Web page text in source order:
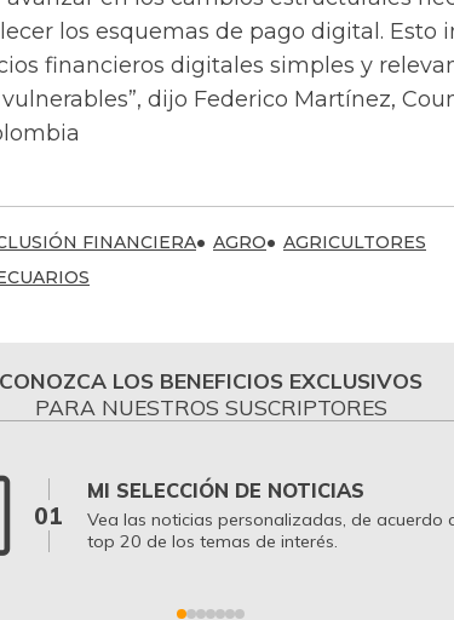
los esquemas de pago digital. Esto
financieros digitales simples y
dijo Federico Martínez,
FINANCIERA AGRO
AGRICULTORES
CONOZCA LOS BENEFICIOS EXCLUSIVOS
PARA NUESTROS SUSCRIPTORES
01
MI SELECCIÓN DE NOTICIAS
Vea las noticias personalizadas, de acuerdo
top 20 de los temas de interés.